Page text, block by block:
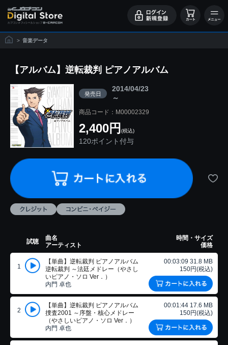
> 音楽データ
【アルバム】逆転裁判 ピアノアルバム
発売日
2014/04/23
～
商品コード：M00002329
2,400円 (税込)
120ポイント付与
試聴
曲名
アーティスト
時間・サイズ
価格
1
【単曲】逆転裁判 ピアノアルバム
逆転裁判 ～法廷メドレー（やさし
いピアノ・ソロ Ver．）
内門 卓也
00:03:09 31.8 MB
150円(税込)
2
【単曲】逆転裁判 ピアノアルバム
捜査2001 ～序盤・核心メドレー
（やさしいピアノ・ソロ Ver．）
内門 卓也
00:01:44 17.6 MB
150円(税込)